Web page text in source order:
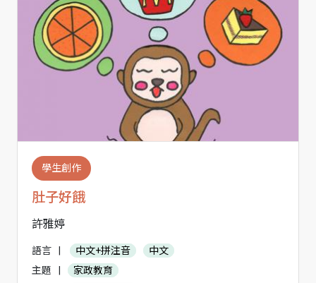
學生創作
肚子好餓
許雅婷
語言 中文+拼注音
中文
主題
家政教育